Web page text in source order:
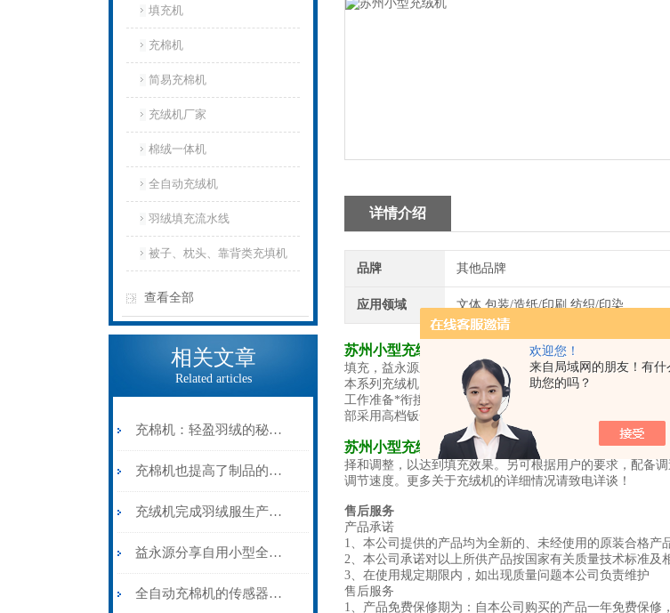
欢迎您！
来自局域网的朋友！有什
助您的吗？
填充机
充棉机
简易充棉机
充绒机厂家
棉绒一体机
全自动充绒机
羽绒填充流水线
被子、枕头、靠背类充填机
查看全部
相关文章
Related articles
充棉机：轻盈羽绒的秘密守护者
充棉机也提高了制品的保暖性和舒适性
充绒机完成羽绒服生产的自动化进程
益永源分享自用小型全自动充绒机该怎么选择
全自动充棉机的传感器常见故障及日常维护
详情介绍
品牌 其他品牌
应用领域 文体,包装/造纸/印刷,纺织/印染
苏州小型充绒机
具有充气功能，可使裁片中的羽绒填充
填充，益永源系列机型用于封装各种羽绒服、羽绒裤、棉
本系列充绒机回风罩采用全透明亚克力制造，填充过程一
工作准备*衔接、速度非常快，充绒机售价合理。显著的
部采用高档钣金材料制成，全自动充绒机结构合理，气密
苏州小型充绒机
具有回绒功能，羽绒服充绒机对于不用
择和调整，以达到填充效果。另可根据用户的要求，配备
调节速度。更多关于充绒机的详细情况请致电详谈！
售后服务
产品承诺
1、本公司提供的产品均为全新的、未经使用的原装合格产
2、本公司承诺对以上所供产品按国家有关质量技术标准及
3、在使用规定期限内，如出现质量问题本公司负责维护
售后服务
1、产品免费保修期为：自本公司购买的产品一年免费保修